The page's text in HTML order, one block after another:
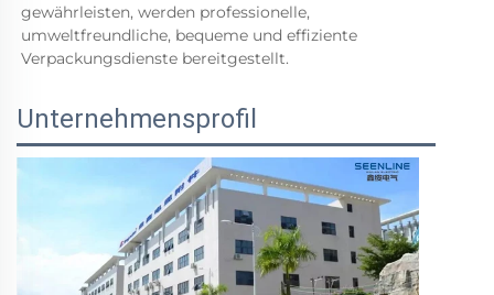
gewährleisten, werden professionelle,
umweltfreundliche, bequeme und effiziente
Verpackungsdienste bereitgestellt.
Unternehmensprofil